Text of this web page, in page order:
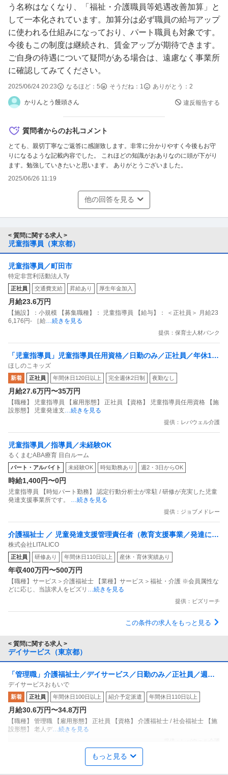
う名称はなくなり、「福祉・介護職員等処遇改善加算」と
して一本化されています。加算分は必ず職員の給与アップ
に使われる仕組みになっており、パート職員も対象です。
今後もこの制度は継続され、賃金アップが期待できます。
ご自身の待遇について疑問がある場合は、遠慮なく事業所
に確認してみてください。
2025/06/24 20:23 なるほど： 5 そうだね： 1 ありがとう： 2
かりんとう饅頭さん 違反報告する
質問者からのお礼コメント
とても、親切丁寧なご返答に感謝致します。非常に分かりやすく今後もお守
りになるような記載内容でした。 これほどの知識がおありなのに頭が下がり
ます。勉強していきたいと思います。 ありがとうございました。
2025/06/26 11:19
他の回答を見る
< 質問に関する求人 >
児童指導員（東京都）
児童指導員／町田市
特定非営利活動法人Ty
正社員 交通費支給 昇給あり 厚生年金加入
月給23.6万円
【施設】：小規模 【募集職種】： 児童指導員 【給与】： ＜正社員＞ 月給23
6,176円- ［給…続きを見る
提供：保育士人材バンク
「児童指導員」児童指導員任用資格／日勤のみ／正社員／年休120
日以上！
ほしのこキッズ
新着 正社員 年間休日120日以上 完全週休2日制 夜勤なし
月給27.6万円〜35万円
【職種】 児童指導員 【雇用形態】 正社員 【資格】 児童指導員任用資格 【施
設形態】 児童発達支…続きを見る
提供：レバウェル介護
児童指導員／指導員／未経験OK
るくまむABA療育 目白ルーム
パート・アルバイト 未経験OK 時短勤務あり 週2・3日からOK
時給1,400円〜0円
児童指導員 【時短パート勤務】 認定行動分析士が常駐 / 研修が充実した児童
発達支援事業所です。 …続きを見る
提供：ジョブメドレー
介護福祉士 ／ 児童発達支援管理責任者（教育支援事業／発達に特
性のあるお子さまの支援）
株式会社LITALICO
正社員 研修あり 年間休日110日以上 産休・育休実績あり
年収400万円〜500万円
【職種】サービス＞介護福祉士 【業種】サービス＞福祉・介護 ※会員属性な
どに応じ、当該求人をビズリ …続きを見る
提供：ビズリーチ
この条件の求人をもっと見る
< 質問に関する求人 >
デイサービス（東京都）
「管理職」介護福祉士／デイサービス／日勤のみ／正社員／週休2
日！
デイサービスおもいで
新着 正社員 年間休日100日以上 紹介予定派遣 年間休日110日以上
月給30.6万円〜34.8万円
【職種】 管理職 【雇用形態】 正社員 【資格】 介護福祉士 / 社会福祉士 【施
設形態】 老人デ…続きを見る
「ヘルパー・介護職」介護福祉士／デイサービス／日勤のみ／正
もっと見る